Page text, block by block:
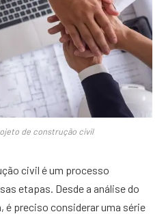
de construção civil
civil é um processo
etapas. Desde a análise do
é preciso considerar uma série